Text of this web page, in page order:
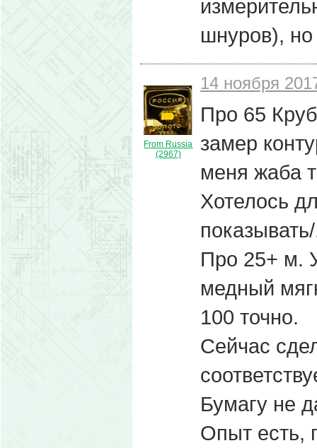
шнуров), но
From Russia
(2967)
14 ноября
Про 65
замер
меня жаба
Хотелось
Про 25+ м.
медный
100 точно.
Сейчас
Бумагу не
Опыт есть,